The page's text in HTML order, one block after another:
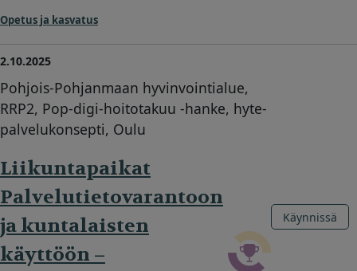
Opetus ja kasvatus
2.10.2025
Pohjois-Pohjanmaan hyvinvointialue,
RRP2, Pop-digi-hoitotakuu -hanke, hyte-
palvelukonsepti, Oulu
Liikuntapaikat
Palvelutietovarantoon
ja kuntalaisten
käyttöön –
Käynnissä